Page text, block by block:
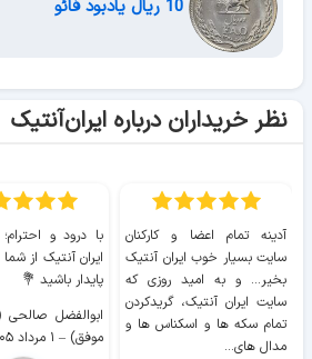
نظر خریداران درباره ایران‌آنتیک
آدینه تمام اعضا و کارکنان
سایت بسیار خوب ايران آنتیک
بخیر... و به امید روزی که
سایت ايران آنتیک، گریدکردن
تمام سکه ها و اسکناس ها و
مدال های...
با درود و
ایران آنتیک از
پایدار باشید 💐
موفق) – ۱ مرداد ۱۴۰۵